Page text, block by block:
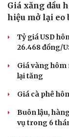
Giá xăng dầu
hiệu mở lại eo
Tỷ giá USD
26.468 đồng/
Giá vàng hôm
lại tăng
Giá cà phê
Buôn lậu,
vụ trong 6